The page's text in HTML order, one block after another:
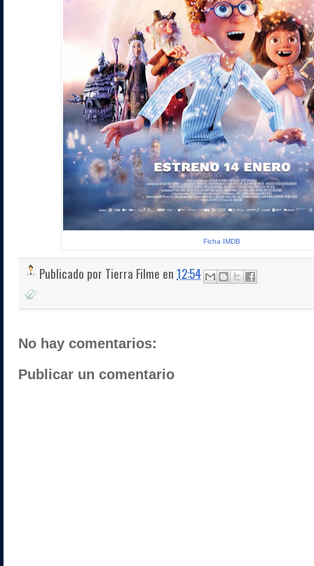
Ficha IMDB
Publicado por Tierra Filme en 12:54
No hay comentarios:
Publicar un comentario